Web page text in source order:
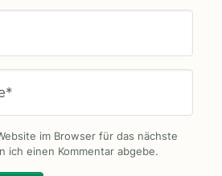
im Browser für das nächste
ich einen Kommentar abgebe.